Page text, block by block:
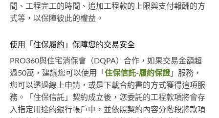
間、工程完工的時間、追加工程款的上限與支付報酬的方
式等，以保障彼此的權益。
使用「住保履約」保障您的交易安全
PRO360與住宅消保會（DQPA）合作，如果交易金額超
過50萬，建議您可以使用「 住保信託-履約保證 」服務，
您可以透過線上申請，或是下載合約書的方式獲得這項服
務。「住保信託」契約成立後，您委託的工程款項將會存
入指定用途的銀行帳戶中，並依照契約內容分階段將款項